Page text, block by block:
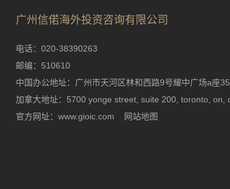
广州信偌海外投资咨询有限公司
电话：020-38390263
邮编：510610
中国办公地址：广州市天河区林和西路9号耀中广场a座
加拿大地址：5700 yonge street, suite 200, toronto, on,
官方网址：www.gioic.com
网站地图